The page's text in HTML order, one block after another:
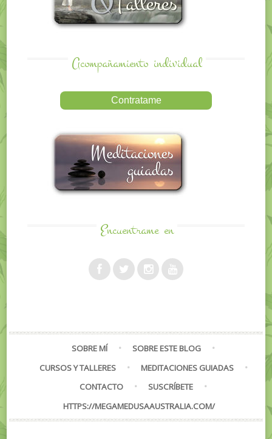
Acompañamiento individual
Encuentrame en
SOBRE MÍ
SOBRE ESTE BLOG
CURSOS Y TALLERES
MEDITACIONES GUIADAS
CONTACTO
SUSCRÍBETE
HTTPS://MEGAMEDUSAAUSTRALIA.COM/